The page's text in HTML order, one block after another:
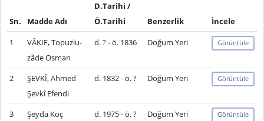
Sn. Madde Adı
D.Tarihi /
Ö.Tarihi
Benzerlik
İncele
1
VÂKIF, Topuzlu-
zâde Osman
d. ? - ö. 1836 Doğum Yeri Görüntüle
2
ŞEVKÎ, Ahmed
Şevkî Efendi
d. 1832 - ö. ? Doğum Yeri Görüntüle
3 Şeyda Koç d. 1975 - ö. ? Doğum Yeri Görüntüle